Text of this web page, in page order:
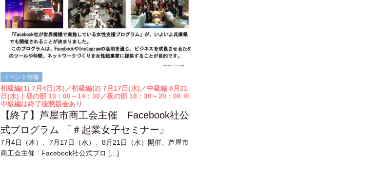
イベント情報
初級編(1) 7月4日(木)／初級編(2) 7月17日(水)／中級編 8月21
日(水)｜昼の部 13：00～14：30／夜の部 18：30～20：00 ※
中級編は終了後懇親会あり
【終了】芦屋市商工会主催 Facebook社公
式プログラム 『＃起業女子セミナー』
7月4日（木）、7月17日（水）、8月21日（水）開催、芦屋市
商工会主催「Facebook社公式プロ […]